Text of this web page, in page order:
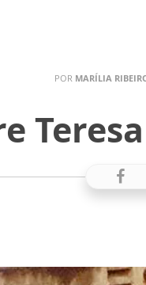
POR MARÍLIA